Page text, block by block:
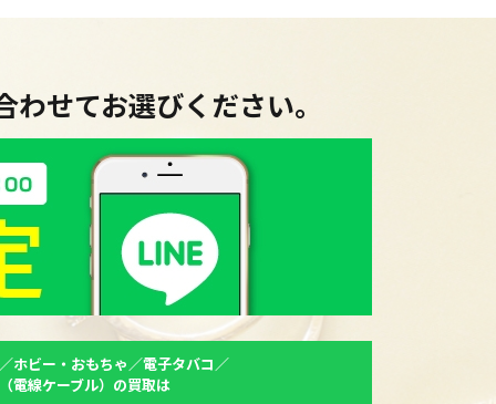
せてお選びください。
ホビー・おもちゃ／電子タバコ／
電線ケーブル）の買取は